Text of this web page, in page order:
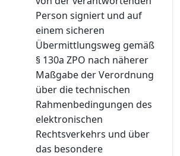
Person signiert und auf
einem sicheren
Übermittlungsweg gemäß
§ 130a ZPO nach näherer
Maßgabe der Verordnung
über die technischen
Rahmenbedingungen des
elektronischen
Rechtsverkehrs und über
das besondere